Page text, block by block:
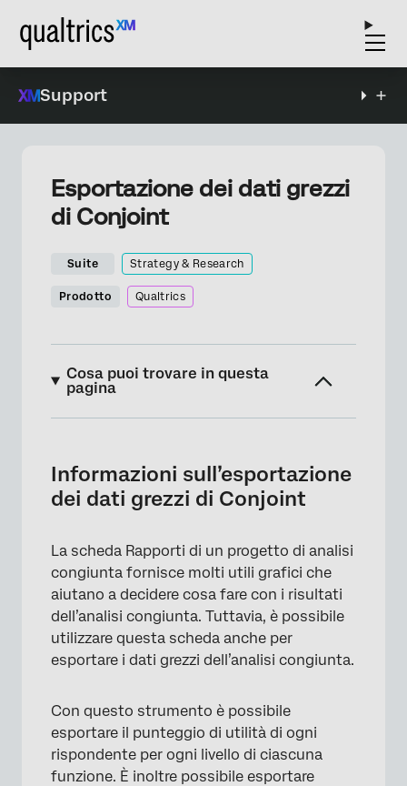
Support
Esportazione dei dati grezzi
di Conjoint
Suite Strategy & Research
Prodotto Qualtrics
Cosa puoi trovare in questa
pagina
Esporta servizi pubblici individuali
Segmentazione ed esportazione dei dati
Informazioni sull’esportazione
dei dati grezzi di Conjoint
La scheda Rapporti di un progetto di analisi
congiunta fornisce molti utili grafici che
aiutano a decidere cosa fare con i risultati
dell’analisi congiunta. Tuttavia, è possibile
utilizzare questa scheda anche per
esportare i dati grezzi dell’analisi congiunta.
Con questo strumento è possibile
esportare il punteggio di utilità di ogni
rispondente per ogni livello di ciascuna
funzione. È inoltre possibile esportare